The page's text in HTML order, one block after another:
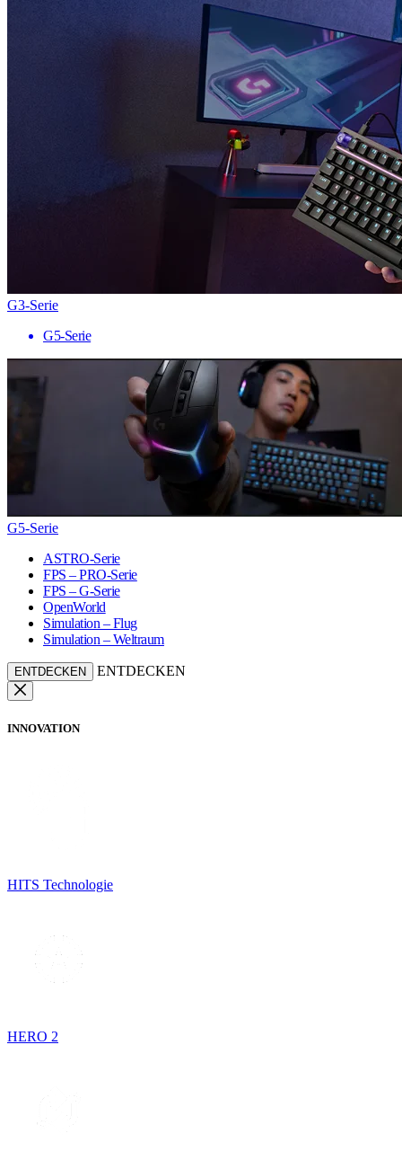
G3-Serie
G5-Serie
G5-Serie
ASTRO-Serie
FPS – PRO-Serie
FPS – G-Serie
OpenWorld
Simulation – Flug
Simulation – Weltraum
ENTDECKEN ENTDECKEN
INNOVATION
HITS Technologie
HERO 2